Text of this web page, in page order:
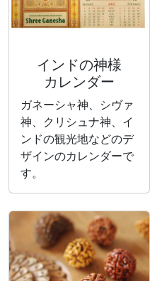
インドの神様
カレンダー
ガネーシャ神、シヴァ
神、クリシュナ神、イ
ンドの観光地などのデ
ザインのカレンダーで
す。